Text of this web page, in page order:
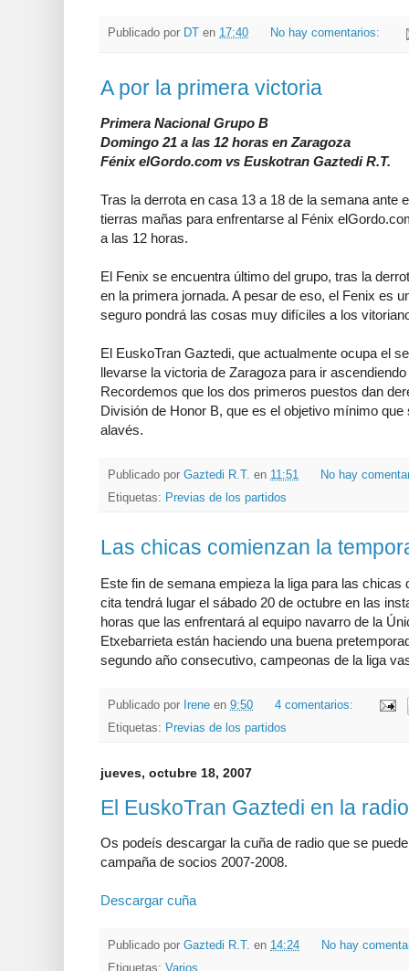
Publicado por DT en 17:40 No hay comentarios:
A por la primera victoria
Primera Nacional Grupo B
Domingo 21 a las 12 horas en Zaragoza
Fénix elGordo.com vs Euskotran Gaztedi R.T.
Tras la derrota en casa 13 a 18 de la semana ante
tierras mañas para enfrentarse al Fénix
a las 12 horas.
El Fenix se encuentra último del grupo, tras la
en la primera jornada. A pesar de eso, el Fenix es
seguro pondrá las cosas muy difíciles a los
El EuskoTran Gaztedi, que actualmente ocupa el
llevarse la victoria de Zaragoza para ir
Recordemos que los dos primeros puestos dan
División de Honor B, que es el objetivo mínimo
alavés.
Publicado por Gaztedi R.T. en 11:51
No hay
Etiquetas: Previas de los partidos
Las chicas comienzan la
Este fin de semana empieza la liga para las
cita tendrá lugar el sábado 20 de octubre en las
horas que las enfrentará al equipo navarro de la
Etxebarrieta están haciendo una buena
segundo año consecutivo, campeonas de la liga
Publicado por Irene en 9:50
4 comentarios:
Etiquetas: Previas de los partidos
jueves, octubre 18, 2007
El EuskoTran Gaztedi en la radio
Os podeís descargar la cuña de radio que se
campaña de socios 2007-2008.
Descargar cuña
Publicado por Gaztedi R.T. en 14:24
No hay